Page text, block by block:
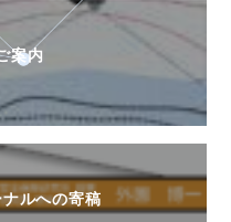
案内
ルへの寄稿